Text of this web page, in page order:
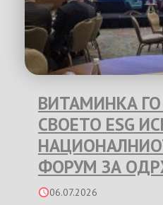
ВИТАМИНКА
СВОЕТО ESG
ФОРУМ ЗА
06.07.2026